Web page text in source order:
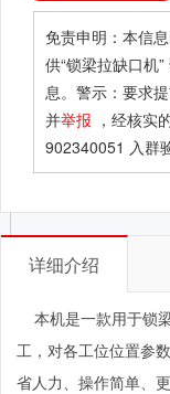
免责申明：本信
供“锁梁拉缺口机”
息。警示：要求
并举报 ，经核实
902340051 入群
详细介绍
本机是一款用于锁
工，对各工位位置参
省人力、操作简单、